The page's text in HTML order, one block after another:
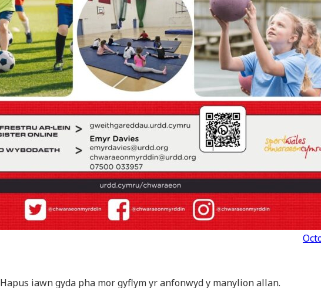
Hapus iawn gyda pha mor gyflym yr anfonwyd y manylion allan.